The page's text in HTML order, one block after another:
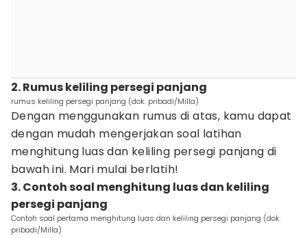
2. Rumus keliling persegi panjang
rumus keliling persegi panjang (dok. pribadi/Milla)
Dengan menggunakan rumus di atas, kamu dapat
dengan mudah mengerjakan soal latihan
menghitung luas dan keliling persegi panjang di
bawah ini. Mari mulai berlatih!
3. Contoh soal menghitung luas dan keliling
persegi panjang
Contoh soal pertama menghitung luas dan keliling persegi panjang (dok.
pribadi/Milla)